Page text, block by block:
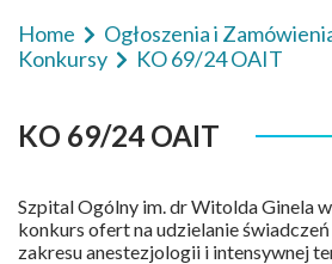
Home
Ogłoszenia i
Konkursy
KO 69/24 OAIT
KO 69/24 OAIT
Szpital Ogólny im. dr Witolda Ginela
konkurs ofert na udzielanie
zakresu anestezjologii i intensywnej